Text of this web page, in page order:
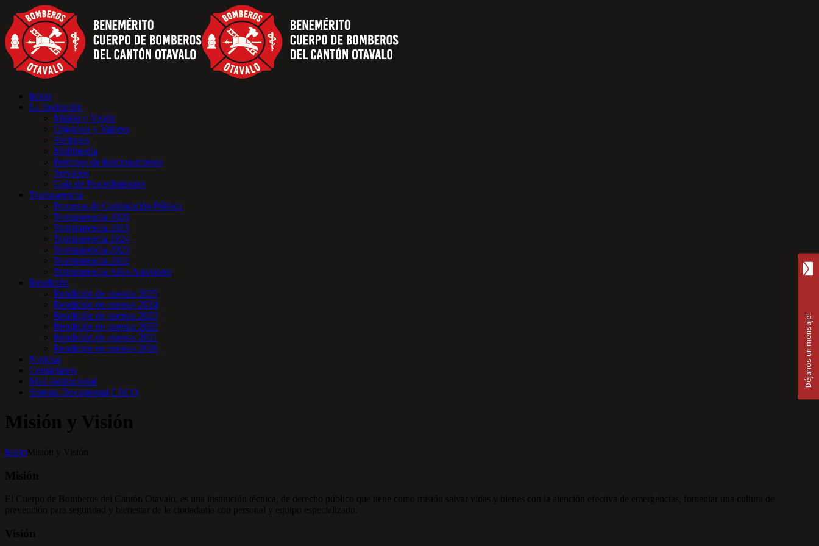
Inicio
La Institución
Misión y Visión
Objetivos y Valores
Símbolos
Multimedia
Permisos de funcionamiento
Servicios
Guia de Procedimientos
Transparencia
Procesos de Contratación Pública
Transparencia 2026
Transparencia 2025
Transparencia 2024
Transparencia 2023
Transparencia 2022
Transparencia Años Anteriores
Rendición
Rendición de cuentas 2025
Rendición de cuentas 2024
Rendición de cuentas 2023
Rendición de cuentas 2022
Rendición de cuentas 2021
Rendición de cuentas 2020
Noticias
Contáctanos
Mail Institucional
Sistema Documental CBCO
Misión y Visión
InicioMisión y Visión
Misión
El Cuerpo de Bomberos del Cantón Otavalo, es una institución técnica, de derecho público que tiene como misión salvar vidas y bienes con la atención efectiva de emergencias, fomentar una cultura de
prevención para seguridad y bienestar de la ciudadanía con personal y equipo especializado.
Visión